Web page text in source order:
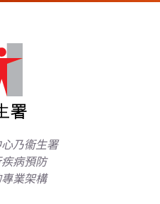
乃衞生署
病預防
業架構